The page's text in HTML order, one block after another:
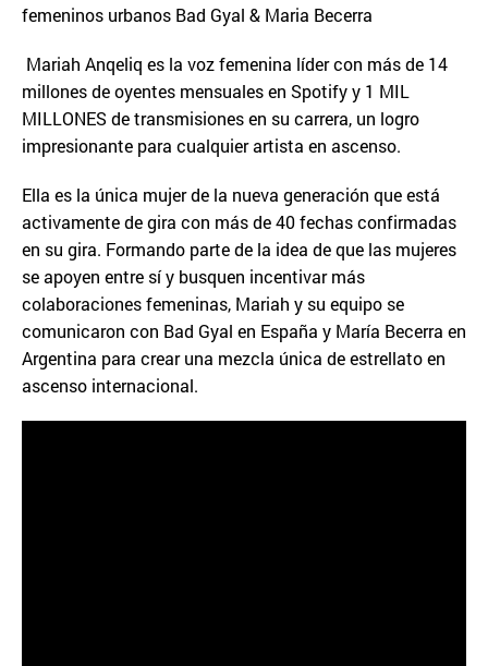
femeninos urbanos Bad Gyal & Maria Becerra
Mariah Anqeliq es la voz femenina líder con más de 14
millones de oyentes mensuales en Spotify y 1 MIL
MILLONES de transmisiones en su carrera, un logro
impresionante para cualquier artista en ascenso.
Ella es la única mujer de la nueva generación que está
activamente de gira con más de 40 fechas confirmadas
en su gira. Formando parte de la idea de que las mujeres
se apoyen entre sí y busquen incentivar más
colaboraciones femeninas, Mariah y su equipo se
comunicaron con Bad Gyal en España y María Becerra en
Argentina para crear una mezcla única de estrellato en
ascenso internacional.